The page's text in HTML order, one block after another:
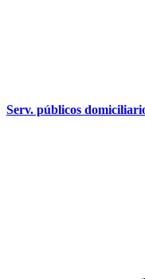
Serv. públicos